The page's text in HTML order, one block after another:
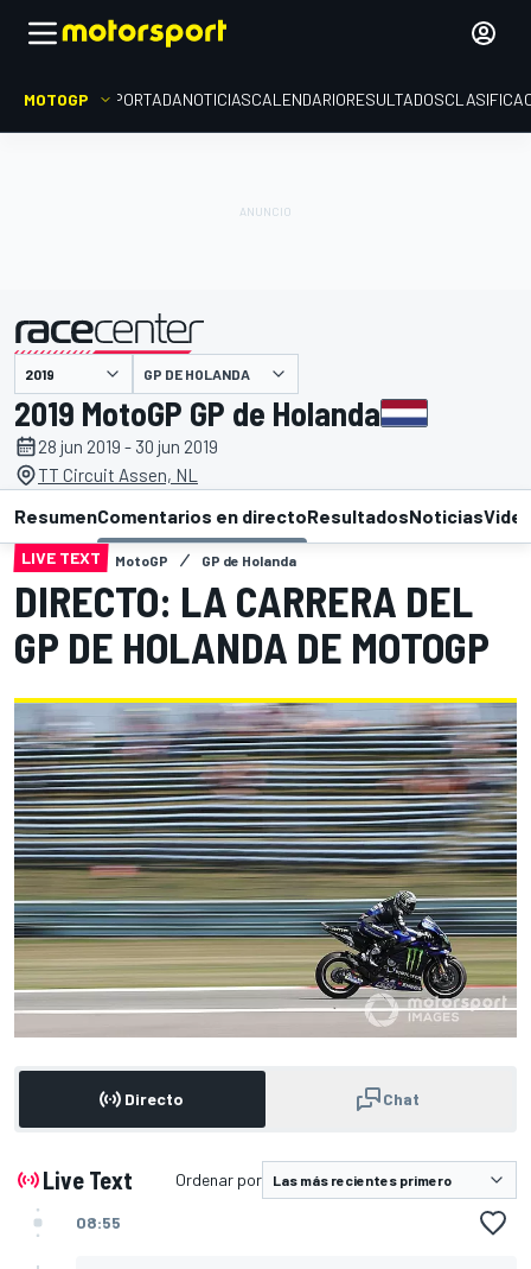
MOTOGP PORTADANOTICIASCALENDARIORESULTADOS
GP DE HOLANDA
2019 MotoGP GP de Holanda
28 jun 2019 - 30 jun 2019
TT Circuit Assen, NL
ResumenComentarios en directoResultadosNoticias
LIVE TEXT MotoGP GP de Holanda
DIRECTO: LA CARRERA DEL
GP DE HOLANDA DE MOTOGP
Directo Chat
Live Text Ordenar por
08:55